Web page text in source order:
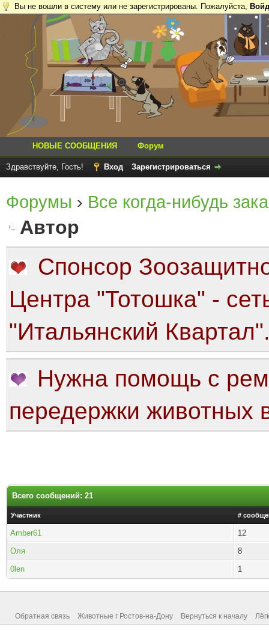
Вы не вошли в систему или не зарегистрированы. Пожалуйста,
НОВЫЕ СООБЩЕНИЯ Форум
Здравствуйте, Гость! Вход Зарегистрироваться
Форумы › Все когда-нибудь
Автор
Спонсор
Центра "Тотошка" -
"Итальянский
Нужна помощь с
передержки животных
Всего сообщений: 21
Участник #
Amber61
12
Оля
8
0len
1
Обратная связь Животные г Ростов-на-Дону Вернуться к началу